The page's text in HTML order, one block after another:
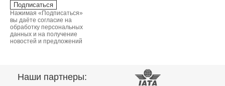
Нажимая «Подписаться»
вы даёте согласие на
обработку персональных
данных и на получение
новостей и предложений
Наши партнеры: